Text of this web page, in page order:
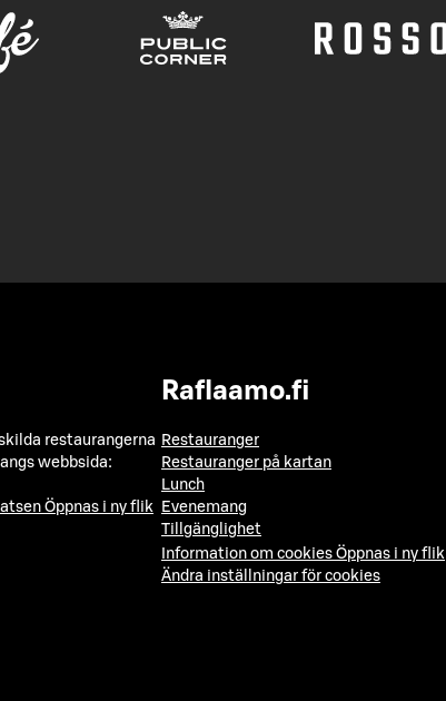
restaurangerna
webbsida:
Öppnas i ny flik
Raflaamo.fi
Restauranger
Restauranger på kartan
Lunch
Evenemang
Tillgänglighet
Information om cookies Öppnas i ny flik
Ändra inställningar för cookies